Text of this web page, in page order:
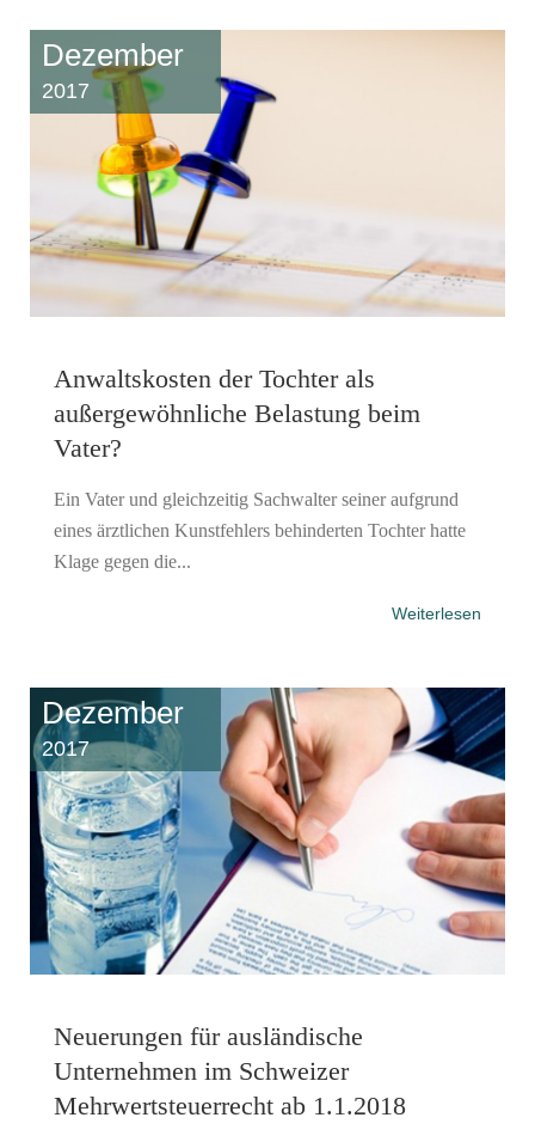
Dezember
2017
Anwaltskosten der Tochter als
außergewöhnliche Belastung beim
Vater?
Ein Vater und gleichzeitig Sachwalter seiner aufgrund
eines ärztlichen Kunstfehlers behinderten Tochter hatte
Klage gegen die...
Weiterlesen
Dezember
2017
Neuerungen für ausländische
Unternehmen im Schweizer
Mehrwertsteuerrecht ab 1.1.2018